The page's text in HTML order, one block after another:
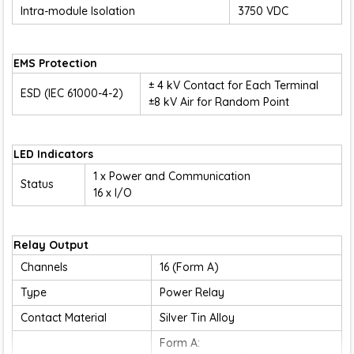
Intra-module Isolation 3750 VDC
EMS Protection
ESD (IEC 61000-4-2)
± 4 kV Contact for Each Terminal
±8 kV Air for Random Point
LED Indicators
Status
1 x Power and Communication
16 x I/O
Relay Output
Channels
16 (Form A)
Type
Power Relay
Contact Material
Silver Tin Alloy
Form A: